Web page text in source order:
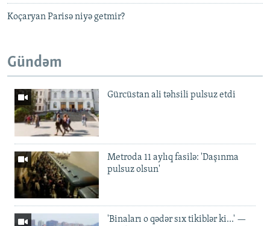
Koçaryan Parisə niyə getmir?
Gündəm
Gürcüstan ali təhsili pulsuz etdi
Metroda 11 aylıq fasilə: 'Daşınma
pulsuz olsun'
'Binaları o qədər sıx tikiblər ki...' —